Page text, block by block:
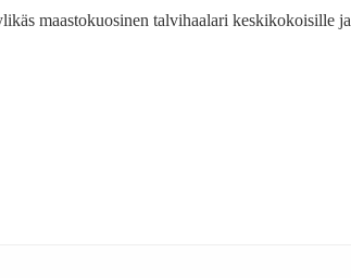
maastokuosinen talvihaalari keskikokoisille ja